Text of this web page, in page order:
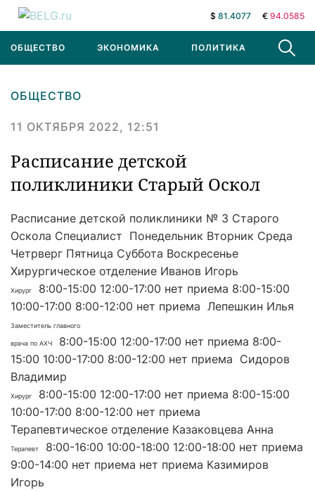
$ 81.4077 € 94.0585
ОБЩЕСТВО ЭКОНОМИКА ПОЛИТИКА В МИРЕ
ОБЩЕСТВО
11 ОКТЯБРЯ 2022, 12:51
Расписание детской
поликлиники Старый Оскол
Расписание детской поликлиники № 3 Старого
Оскола Специалист Понедельник Вторник Среда
Четрверг Пятница Суббота Воскресенье
Хирургическое отделение Иванов Игорь
Хирург
8:00-15:00 12:00-17:00 нет приема 8:00-15:00
10:00-17:00 8:00-12:00 нет приема Лепешкин Илья
Заместитель главного
врача по АХЧ
8:00-15:00 12:00-17:00 нет приема 8:00-
15:00 10:00-17:00 8:00-12:00 нет приема Сидоров
Владимир
Хирург
8:00-15:00 12:00-17:00 нет приема 8:00-15:00
10:00-17:00 8:00-12:00 нет приема
Терапевтическое отделение Казаковцева Анна
Терапевт
8:00-16:00 10:00-18:00 12:00-18:00 нет приема
9:00-14:00 нет приема нет приема Казимиров
Игорь